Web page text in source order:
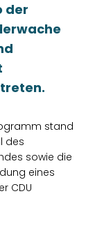
der
stand
des
sowie die
eines
CDU